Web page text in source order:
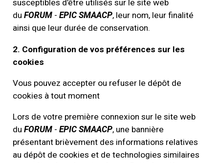
susceptibles d’être utilisés sur le site web
duFORUM -EPIC SMAACP, leur nom, leur finalité
ainsi que leur durée de conservation.
2. Configuration de vos préférences sur les
cookies
Vous pouvez accepter ou refuser le dépôt de
cookies à tout moment
Lors de votre première connexion sur le site web
duFORUM -EPIC SMAACP, une bannière
présentant brièvement des informations relatives
au dépôt de cookies et de technologies similaires